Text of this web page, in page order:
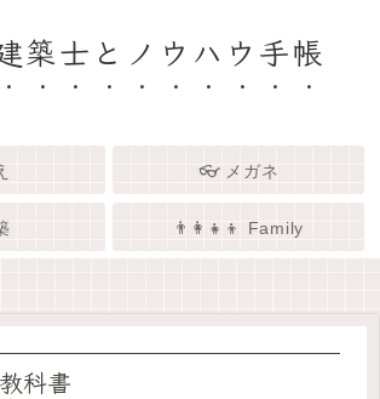
築士とノウハウ手帳
👓 メガネ
👨‍👩‍👧‍👦 Family
「いい家」
👓✨ メガネの奥にある「わたし
で、暮らし
👨‍👩‍👧🌿 Family – 暮らしを育て
科書